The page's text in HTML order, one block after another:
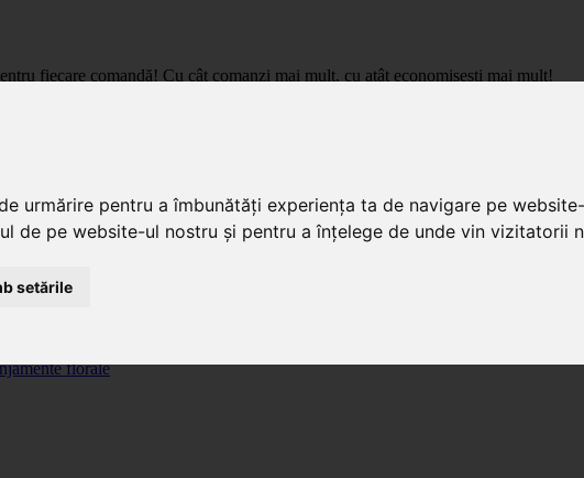
urmărire pentru a îmbunătăți experiența ta de navigare pe
de pe website-ul nostru și pentru a înțelege de unde vin vizitatorii
setările
fiecare comandă! Cu cât comanzi mai mult, cu atât economisești mai mult!
la pret de importator, cu livrare in toata Romania.
florale